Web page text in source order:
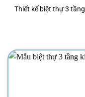
Thiết kế biệt thự 3